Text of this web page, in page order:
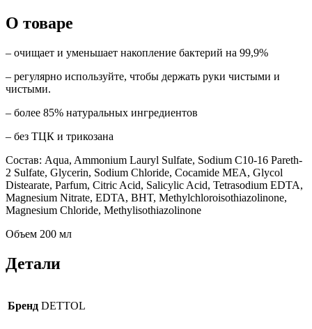
О товаре
– очищает и уменьшает накопление бактерий на 99,9%
– регулярно используйте, чтобы держать руки чистыми и
чистыми.
– более 85% натуральных ингредиентов
– без ТЦК и трикозана
Состав: Aqua, Ammonium Lauryl Sulfate, Sodium C10-16 Pareth-
2 Sulfate, Glycerin, Sodium Chloride, Cocamide MEA, Glycol
Distearate, Parfum, Citric Acid, Salicylic Acid, Tetrasodium EDTA,
Magnesium Nitrate, EDTA, BHT, Methylchloroisothiazolinone,
Magnesium Chloride, Methylisothiazolinone
Объем 200 мл
Детали
Бренд DETTOL